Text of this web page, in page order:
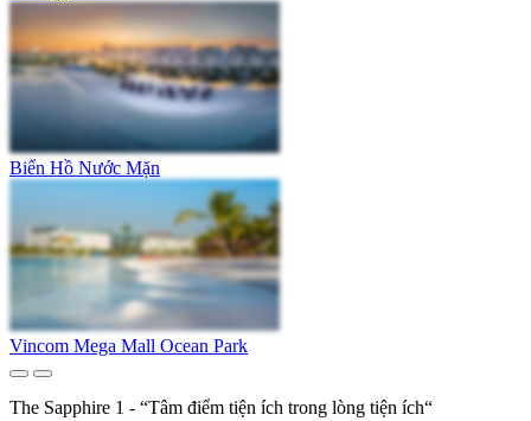
Biển Hồ Nước Mặn
Vincom Mega Mall Ocean Park
The Sapphire 1 - “Tâm điểm tiện ích trong lòng tiện ích“